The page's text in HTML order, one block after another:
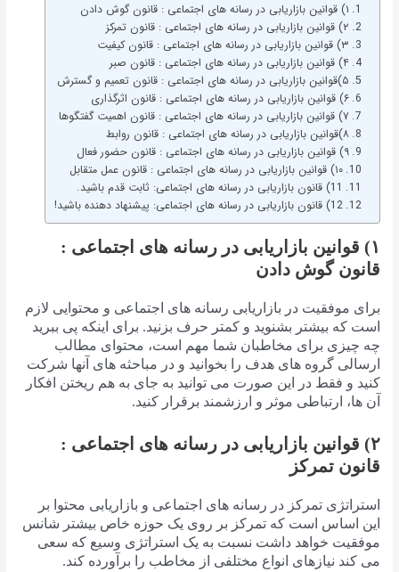
۱) قوانین بازاریابی در رسانه های اجتماعی : قانون گوش دادن
۲) قوانین بازاریابی در رسانه های اجتماعی : قانون تمرکز
۳) قوانین بازاریابی در رسانه های اجتماعی : قانون کیفیت
۴) قوانین بازاریابی در رسانه های اجتماعی : قانون صبر
۵)قوانین بازاریابی در رسانه های اجتماعی : قانون تعمیم و گسترش
۶) قوانین بازاریابی در رسانه های اجتماعی : قانون اثرگذاری
۷) قوانین بازاریابی در رسانه های اجتماعی : قانون اهمیت گفتگوها
۸)قوانین بازاریابی در رسانه های اجتماعی : قانون روابط
۹) قوانین بازاریابی در رسانه های اجتماعی : قانون حضور فعال
۱۰) قوانین بازاریابی در رسانه های اجتماعی : قانون عمل متقابل
11) قانون بازاریابی در رسانه های اجتماعی: ثابت قدم باشید.
12) قانون بازاریابی در رسانه های اجتماعی: پیشنهاد دهنده باشید!
۱) قوانین بازاریابی در رسانه های اجتماعی :
قانون گوش دادن
برای موفقیت در بازاریابی رسانه های اجتماعی و محتوایی لازم
است که بیشتر بشنوید و کمتر حرف بزنید. برای اینکه پی ببرید
چه چیزی برای مخاطبان شما مهم است، محتوای مطالب
ارسالی گروه های هدف را بخوانید و در مباحثه های آنها شرکت
کنید و فقط در این صورت می توانید به جای به هم ریختن افکار
آن ها، ارتباطی موثر و ارزشمند برقرار کنید.
۲) قوانین بازاریابی در رسانه های اجتماعی :
قانون تمرکز
استراتژی تمرکز در رسانه های اجتماعی و بازاریابی محتوا بر
این اساس است که تمرکز بر روی یک حوزه خاص بیشتر شانس
موفقیت خواهد داشت نسبت به یک استراتژی وسیع که سعی
می کند نیازهای انواع مختلفی از مخاطب را برآورده کند.